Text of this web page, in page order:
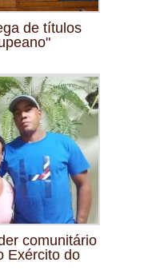
de títulos
comunitário
Exército do